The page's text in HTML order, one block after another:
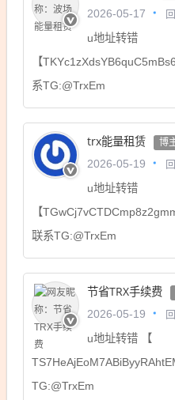
2026-05-17
u地址转错
【
系TG:@TrxEm
trx能量租赁 博
2026-05-19
u地址转错
【
联系TG:@TrxEm
节省TRX手续费
2026-05-19
u地址转错 【
TG:@TrxEm